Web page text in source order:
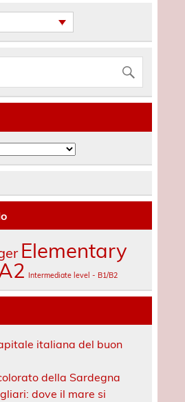
Elementary
Intermediate level - B1/B2
italiana del buon
della Sardegna
dove il mare si